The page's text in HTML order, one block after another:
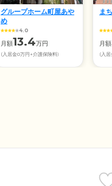
グループホーム町屋あや
め
4.0
月額13.4万円
(入居金0万円+介護保険料)
ま
月額
(入